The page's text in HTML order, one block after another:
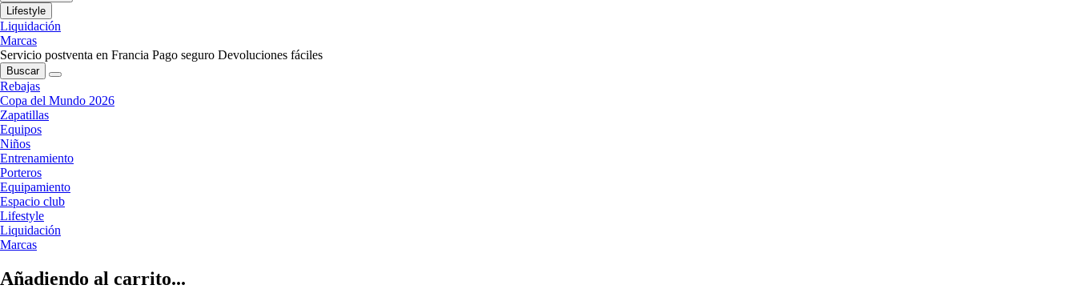
Lifestyle
Liquidación
Marcas
Servicio postventa en Francia Pago seguro Devoluciones fáciles
Buscar
Rebajas
Copa del Mundo 2026
Zapatillas
Equipos
Niños
Entrenamiento
Porteros
Equipamiento
Espacio club
Lifestyle
Liquidación
Marcas
Añadiendo al carrito...